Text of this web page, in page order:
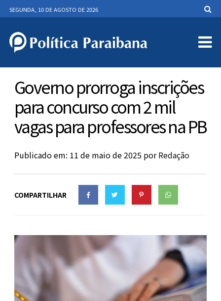
SEGUNDA, 10 DE AGOSTO DE 2026
Governo prorroga inscrições
para concurso com 2 mil
vagas para professores na PB
Publicado em: 11 de maio de 2025 porRedação
COMPARTILHAR